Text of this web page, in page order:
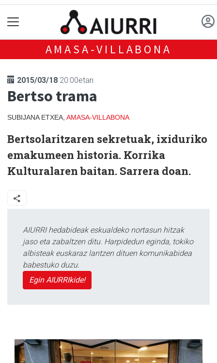
AMASA-VILLABONA
2015/03/18 20:00etan
Bertso trama
SUBIJANA ETXEA, AMASA-VILLABONA
Bertsolaritzaren sekretuak, ixiduriko
emakumeen historia. Korrika
Kulturalaren baitan. Sarrera doan.
AIURRI hedabideak eskualdeko nortasun hitzak
jaso eta zabaltzen ditu. Harpidedun eginda, tokiko
albisteak euskaraz lantzen dituen komunikabidea
babestuko duzu.
Egin AIURRIkide!